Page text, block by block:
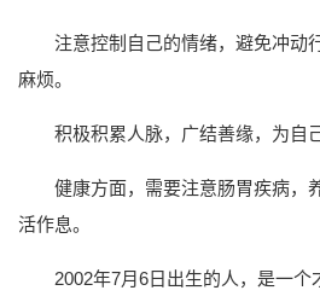
注意控制自己的情绪，避免冲动
麻烦。
积极积累人脉，广结善缘，为自
健康方面，需要注意肠胃疾病，
活作息。
2002年7月6日出生的人，是一